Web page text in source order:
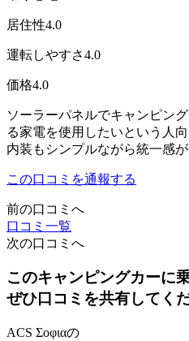
居住性4.0
運転しやすさ4.0
価格4.0
ソーラーパネルでキャンピン
る家電を使用したいという人向
内装もシンプルながら統一感
この口コミを通報する
前の口コミへ
口コミ一覧
次の口コミへ
このキャンピングカーに
ぜひ口コミを共有してくだ
ACS Σoφιαの